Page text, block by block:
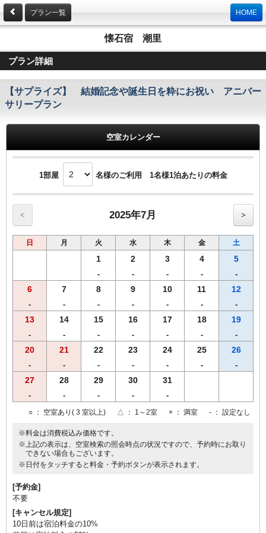
プラン一覧 HOME
懐石宿 潮里
プラン詳細
【サプライズ】 結婚記念や誕生日を粋にお祝い アニバー
サリープラン
空室カレンダー
1部屋 名様のご利用 1名様1泊あたりの料金
< 2025年7月 >
日 月 火 水 木 金 土
1
-
2
-
3
-
4
-
5
-
6
-
7
-
8
-
9
-
10
-
11
-
12
-
13
-
14
-
15
-
16
-
17
-
18
-
19
-
20
-
21
-
22
-
23
-
24
-
25
-
26
-
27
-
28
-
29
-
30
-
31
-
○ ： 空室あり( 3 室以上) △ ： 1～2室 × ： 満室 - ： 設定なし
※料金は消費税込み価格です。
※上記の表示は、空室検索の照会時点の状況ですので、予約時にお取り
できない場合もございます。
※日付をタッチすると料金・予約ボタンが表示されます。
[予約金]
不要
[キャンセル規定]
10日前は宿泊料金の10%